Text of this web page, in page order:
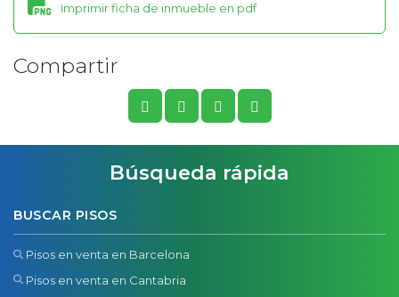
Imprimir ficha de inmueble en pdf
Compartir
Búsqueda rápida
BUSCAR PISOS
Pisos en venta en Barcelona
Pisos en venta en Cantabria